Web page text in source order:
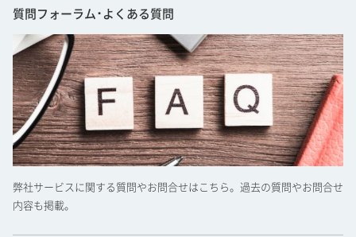
質問フォーラム･よくある質問
弊社サービスに関する質問やお問合せはこちら。過去の質問やお問合せ
内容も掲載。